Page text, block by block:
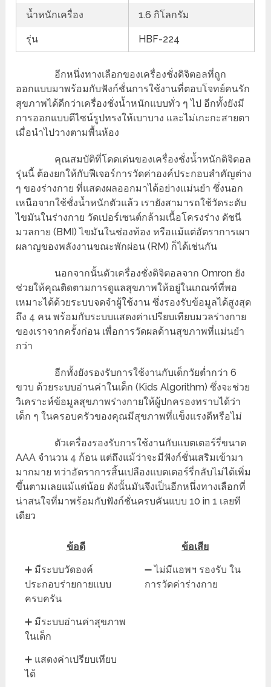
น้ำหนักเครื่อง 1.6 กิโลกรัม
รุ่น HBF-224
อีกหนึ่งทางเลือกของเครื่องชั่งดิจิตอลที่ถูก
ออกแบบมาพร้อมกับฟังก์ชั่นการใช้งานที่ตอบโจทย์คนรัก
สุขภาพได้ดีกว่าเครื่องชั่งน้ำหนักแบบทั่ว ๆ ไป อีกทั้งยังมี
การออกแบบดีไซน์รูปทรงให้เบาบาง และไม่เกะกะสายตา
เมื่อนำไปวางตามพื้นห้อง
คุณสมบัติที่โดดเด่นของเครื่องชั่งน้ำหนักดิจิตอล
รุ่นนี้ ต้องยกให้กับฟีเจอร์การวัดค่าองค์ประกอบสำคัญต่าง
ๆ ของร่างกาย ที่แสดงผลออกมาได้อย่างแม่นยำ ซึ่งนอก
เหนือจากใช้ชั่งน้ำหนักตัวแล้ว เรายังสามารถใช้วัดระดับ
ไขมันในร่างกาย วัดเปอร์เซนต์กล้ามเนื้อโครงร่าง ดัชนี
มวลกาย (BMI) ไขมันในช่องท้อง หรือแม้แต่อัตราการเผา
ผลาญของพลังงานขณะพักผ่อน (RM) ก็ได้เช่นกัน
นอกจากนั้นตัวเครื่องชั่งดิจิตอลจาก Omron ยัง
ช่วยให้คุณติดตามการดูแลสุขภาพให้อยู่ในเกณฑ์ที่พอ
เหมาะได้ด้วยระบบจดจำผู้ใช้งาน ซึ่งรองรับข้อมูลได้สูงสุด
ถึง 4 คน พร้อมกับระบบแสดงค่าเปรียบเทียบมวลร่างกาย
ของเราจากครั้งก่อน เพื่อการวัดผลด้านสุขภาพที่แม่นยำ
กว่า
อีกทั้งยังรองรับการใช้งานกับเด็กวัยต่ำกว่า 6
ขวบ ด้วยระบบอ่านค่าในเด็ก (Kids Algorithm) ซึ่งจะช่วย
วิเคราะห์ข้อมูลสุขภาพร่างกายให้ผู้ปกครองทราบได้ว่า
เด็ก ๆ ในครอบครัวของคุณมีสุขภาพที่แข็งแรงดีหรือไม่
ตัวเครื่องรองรับการใช้งานกับแบตเตอร์รี่ขนาด
AAA จำนวน 4 ก้อน แต่ถึงแม้ว่าจะมีฟังก์ชั่นเสริมเข้ามา
มากมาย ทว่าอัตราการสิ้นเปลืองแบตเตอร์รี่กลับไม่ได้เพิ่ม
ขึ้นตามเลยแม้แต่น้อย ดังนั้นมันจึงเป็นอีกหนึ่งทางเลือกที่
น่าสนใจที่มาพร้อมกับฟังก์ชั่นครบคันแบบ 10 in 1 เลยที
เดียว
ข้อดี
ข้อเสีย
➕ มีระบบวัดองค์
ประกอบร่ายกายแบบ
ครบครัน
➖ ไม่มีแอพฯ รองรับ ใน
การวัดค่าร่างกาย
➕ มีระบบอ่านค่าสุขภาพ
ในเด็ก
➕ แสดงค่าเปรียบเทียบ
ได้